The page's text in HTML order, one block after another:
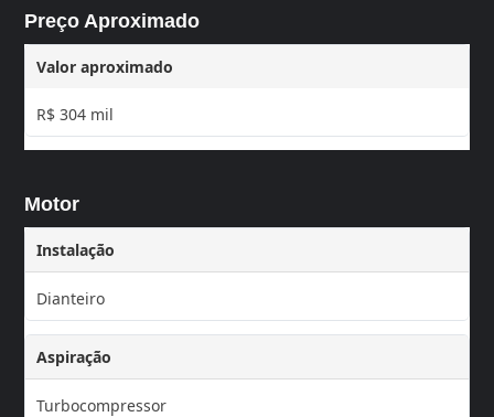
Preço Aproximado
Valor aproximado
R$ 304 mil
Motor
Instalação
Dianteiro
Aspiração
Turbocompressor